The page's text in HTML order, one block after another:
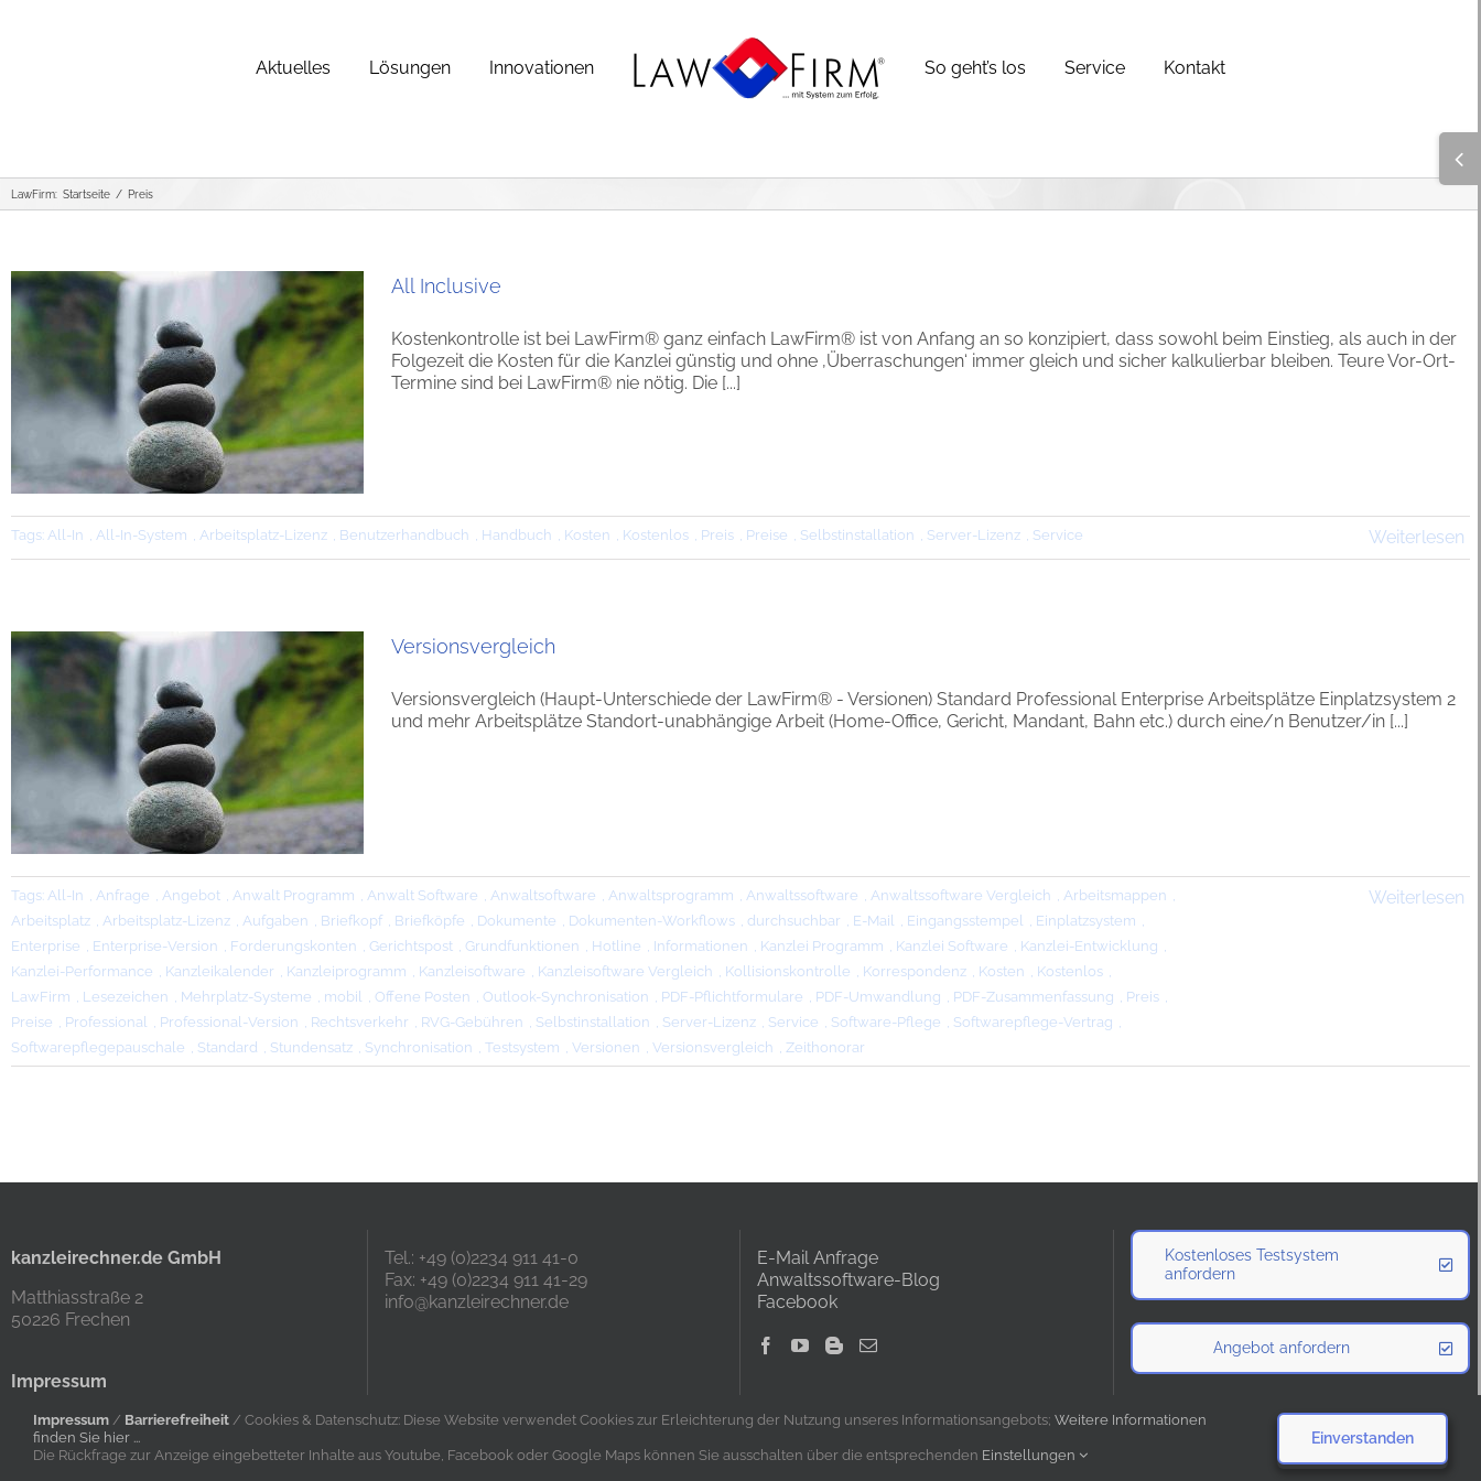
Aktuelles Lösungen Innovationen So geht’s los Service Kontakt
LawFirm: Startseite Preis
All Inclusive
Kostenkontrolle ist bei LawFirm® ganz einfach LawFirm® ist von Anfang an so konzipiert, dass sowohl beim Einstieg, als auch in der
Folgezeit die Kosten für die Kanzlei günstig und ohne ‚Überraschungen‘ immer gleich und sicher kalkulierbar bleiben. Teure Vor-Ort-
Termine sind bei LawFirm® nie nötig. Die [...]
Tags: All-In , All-In-System , Arbeitsplatz-Lizenz , Benutzerhandbuch , Handbuch , Kosten , Kostenlos , Preis , Preise , Selbstinstallation , Server-Lizenz , Service Weiterlesen
Versionsvergleich
Versionsvergleich (Haupt-Unterschiede der LawFirm® - Versionen) Standard Professional Enterprise Arbeitsplätze Einplatzsystem 2
und mehr Arbeitsplätze Standort-unabhängige Arbeit (Home-Office, Gericht, Mandant, Bahn etc.) durch eine/n Benutzer/in [...]
Tags: All-In , Anfrage , Angebot , Anwalt Programm , Anwalt Software , Anwaltsoftware , Anwaltsprogramm , Anwaltssoftware , Anwaltssoftware Vergleich , Arbeitsmappen ,
Arbeitsplatz , Arbeitsplatz-Lizenz , Aufgaben , Briefkopf , Briefköpfe , Dokumente , Dokumenten-Workflows , durchsuchbar , E-Mail , Eingangsstempel , Einplatzsystem ,
Enterprise , Enterprise-Version , Forderungskonten , Gerichtspost , Grundfunktionen , Hotline , Informationen , Kanzlei Programm , Kanzlei Software , Kanzlei-Entwicklung ,
Kanzlei-Performance , Kanzleikalender , Kanzleiprogramm , Kanzleisoftware , Kanzleisoftware Vergleich , Kollisionskontrolle , Korrespondenz , Kosten , Kostenlos ,
LawFirm , Lesezeichen , Mehrplatz-Systeme , mobil , Offene Posten , Outlook-Synchronisation , PDF-Pflichtformulare , PDF-Umwandlung , PDF-Zusammenfassung , Preis ,
Preise , Professional , Professional-Version , Rechtsverkehr , RVG-Gebühren , Selbstinstallation , Server-Lizenz , Service , Software-Pflege , Softwarepflege-Vertrag ,
Softwarepflegepauschale , Standard , Stundensatz , Synchronisation , Testsystem , Versionen , Versionsvergleich , Zeithonorar
Weiterlesen
kanzleirechner.de GmbH
Matthiasstraße 2
50226 Frechen
Impressum
Tel.: +49 (0)2234 911 41-0
Fax: +49 (0)2234 911 41-29
info@kanzleirechner.de
E-Mail Anfrage
Anwaltssoftware-Blog
Facebook
Kostenloses Testsystem
anfordern
Angebot anfordern
Kontakt| Impressum|Datenschutz| Barrierefreiheit | Copyright 2025 kanzleirechner.de GmbH | Alle Rechte vorbehalten |kanzleirechner
Bar
Area
Impressum / Barrierefreiheit / Cookies & Datenschutz: Diese Website verwendet Cookies zur Erleichterung der Nutzung unseres Informationsangebots; Weitere Informationen
finden Sie hier ...
Die Rückfrage zur Anzeige eingebetteter Inhalte aus Youtube, Facebook oder Google Maps können Sie ausschalten über die entsprechenden Einstellungen
Einverstanden